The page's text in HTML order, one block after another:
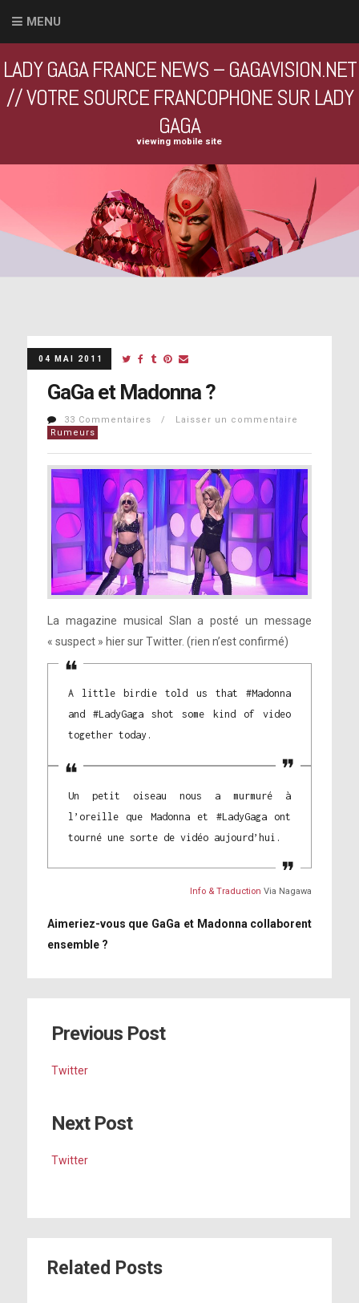
MENU
LADY GAGA FRANCE NEWS – GAGAVISION.NET
// VOTRE SOURCE FRANCOPHONE SUR LADY
GAGA
viewing mobile site
04 MAI 2011
GaGa et Madonna ?
33 Commentaires / Laisser un commentaire
Rumeurs
La magazine musical Slan a posté un message
« suspect » hier sur Twitter. (rien n’est confirmé)
A little birdie told us that #Madonna
and #LadyGaga shot some kind of video
together today.
Un petit oiseau nous a murmuré à
l’oreille que Madonna et #LadyGaga ont
tourné une sorte de vidéo aujourd’hui.
Info & Traduction Via Nagawa
Aimeriez-vous que GaGa et Madonna collaborent
ensemble ?
Previous Post
Twitter
Next Post
Twitter
Related Posts